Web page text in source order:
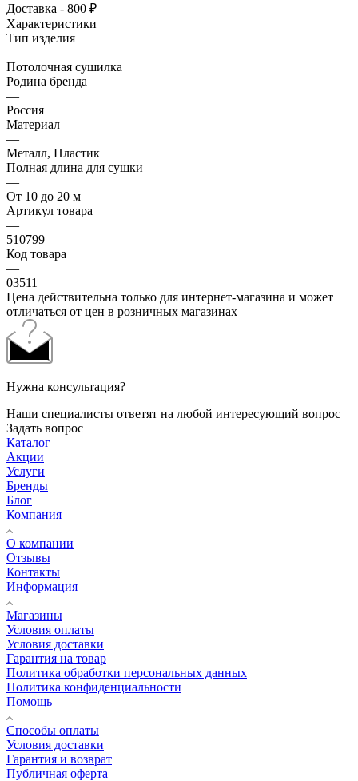
Доставка - 800 ₽
Характеристики
Тип изделия
—
Потолочная сушилка
Родина бренда
—
Россия
Материал
—
Металл, Пластик
Полная длина для сушки
—
От 10 до 20 м
Артикул товара
—
510799
Код товара
—
03511
Цена действительна только для интернет-магазина и может
отличаться от цен в розничных магазинах
Нужна консультация?
Наши специалисты ответят на любой интересующий вопрос
Задать вопрос
Каталог
Акции
Услуги
Бренды
Блог
Компания
О компании
Отзывы
Контакты
Информация
Магазины
Условия оплаты
Условия доставки
Гарантия на товар
Политика обработки персональных данных
Политика конфиденциальности
Помощь
Способы оплаты
Условия доставки
Гарантия и возврат
Публичная оферта